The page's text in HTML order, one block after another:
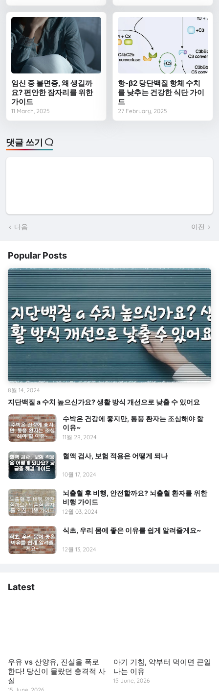
임신 중 불면증, 왜 생길까
요? 편안한 잠자리를 위한
가이드
11 March, 2025
항-β2 당단백질 항체 수치
를 낮추는 건강한 식단 가이
드
27 February, 2025
댓글 쓰기
다음 이전
Popular Posts
지단백질 a 수치 높으신가요? 생활 방식 개선으로 낮출 수 있어요
8월 14, 2024
수박은 건강에 좋지만, 통풍 환자는 조심해야 할
이유~
11월 28, 2024
혈액 검사, 보험 적용은 어떻게 되나
10월 17, 2024
뇌출혈 후 비행, 안전할까요? 뇌출혈 환자를 위한
비행 가이드
12월 03, 2024
식초, 우리 몸에 좋은 이유를 쉽게 알려줄게요~
12월 13, 2024
Latest
우유 vs 산양유, 진실을 폭로
한다! 당신이 몰랐던 충격적 사
실
아기 기침, 약부터 먹이면 큰일
나는 이유
15 June, 2026